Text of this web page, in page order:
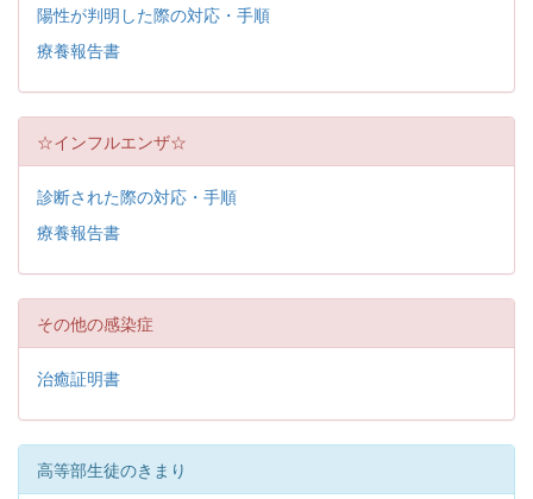
陽性が判明した際の対応・手順
療養報告書
☆インフルエンザ☆
診断された際の対応・手順
療養報告書
その他の感染症
治癒証明書
高等部生徒のきまり